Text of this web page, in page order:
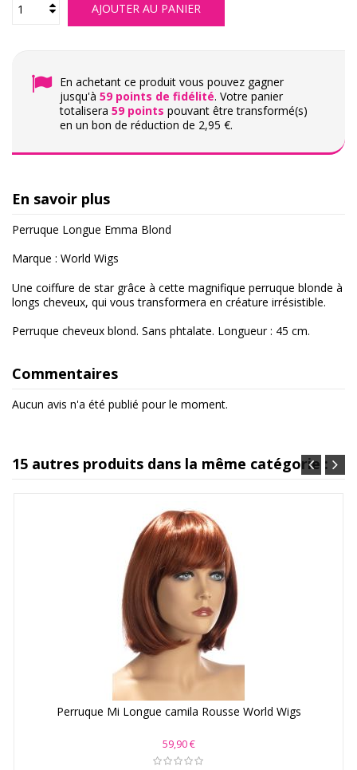
AJOUTER AU PANIER
En achetant ce produit vous pouvez gagner
jusqu'à 59 points de fidélité. Votre panier
totalisera 59 points pouvant être transformé(s)
en un bon de réduction de 2,95 €.
En savoir plus
Perruque Longue Emma Blond
Marque : World Wigs
Une coiffure de star grâce à cette magnifique perruque blonde à
longs cheveux, qui vous transformera en créature irrésistible.
Perruque cheveux blond. Sans phtalate. Longueur : 45 cm.
Commentaires
Aucun avis n'a été publié pour le moment.
15 autres produits dans la même catégorie :
Perruque Mi Longue camila Rousse World Wigs
59,90 €